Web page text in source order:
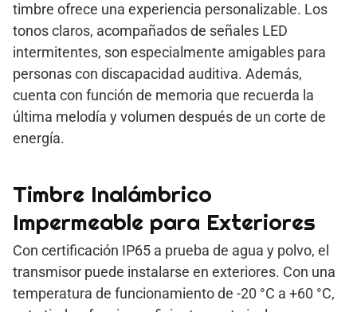
timbre ofrece una experiencia personalizable. Los
tonos claros, acompañados de señales LED
intermitentes, son especialmente amigables para
personas con discapacidad auditiva. Además,
cuenta con función de memoria que recuerda la
última melodía y volumen después de un corte de
energía.
Timbre Inalámbrico
Impermeable para Exteriores
Con certificación IP65 a prueba de agua y polvo, el
transmisor puede instalarse en exteriores. Con una
temperatura de funcionamiento de -20 °C a +60 °C,